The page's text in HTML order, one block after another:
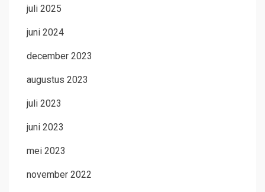
juli 2025
juni 2024
december 2023
augustus 2023
juli 2023
juni 2023
mei 2023
november 2022